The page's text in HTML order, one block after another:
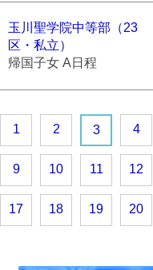
玉川聖学院中等部（23
区・私立）
帰国子女 A日程
1 2 3 4
9 10 11 12
17 18 19 20